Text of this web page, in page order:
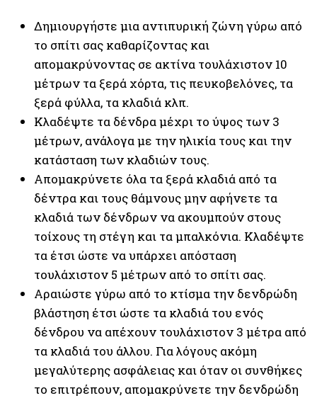
Δημιουργήστε μια αντιπυρική ζώνη γύρω από
το σπίτι σας καθαρίζοντας και
απομακρύνοντας σε ακτίνα τουλάχιστον 10
μέτρων τα ξερά χόρτα, τις πευκοβελόνες, τα
ξερά φύλλα, τα κλαδιά κλπ.
Κλαδέψτε τα δένδρα μέχρι το ύψος των 3
μέτρων, ανάλογα με την ηλικία τους και την
κατάσταση των κλαδιών τους.
Απομακρύνετε όλα τα ξερά κλαδιά από τα
δέντρα και τους θάμνους μην αφήνετε τα
κλαδιά των δένδρων να ακουμπούν στους
τοίχους τη στέγη και τα μπαλκόνια. Κλαδέψτε
τα έτσι ώστε να υπάρχει απόσταση
τουλάχιστον 5 μέτρων από το σπίτι σας.
Αραιώστε γύρω από το κτίσμα την δενδρώδη
βλάστηση έτσι ώστε τα κλαδιά του ενός
δένδρου να απέχουν τουλάχιστον 3 μέτρα από
τα κλαδιά του άλλου. Για λόγους ακόμη
μεγαλύτερης ασφάλειας και όταν οι συνθήκες
το επιτρέπουν, απομακρύνετε την δενδρώδη